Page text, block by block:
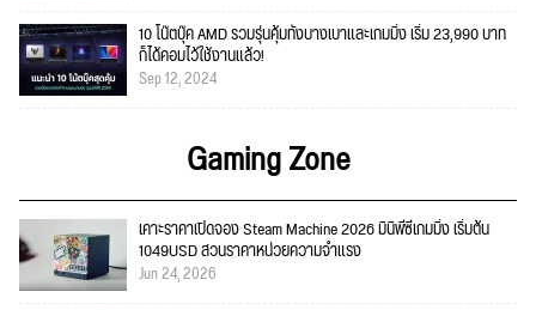
10 โน๊ตบุ๊ค AMD รวมรุ่นคุ้มทั้งบางเบาและเกมมิ่ง เริ่ม 23,990 บาท
ก็ได้คอมไว้ใช้งานแล้ว!
Sep 12, 2024
Gaming Zone
เคาะราคาเปิดจอง Steam Machine 2026 มินิพีซีเกมมิ่ง เริ่มต้น
1049USD สวนราคาหน่วยความจำแรง
Jun 24, 2026